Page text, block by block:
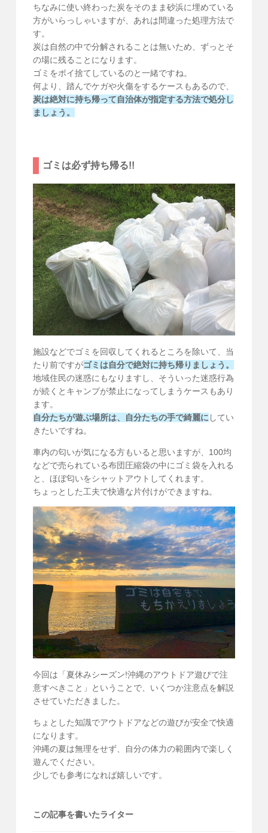
ちなみに使い終わった炭をそのまま砂浜に埋めている
方がいらっしゃいますが、あれは間違った処理方法で
す。
炭は自然の中で分解されることは無いため、ずっとそ
の場に残ることになります。
ゴミをポイ捨てしているのと一緒ですね。
何より、踏んでケガや火傷をするケースもあるので、
炭は絶対に持ち帰って自治体が指定する方法で処分し
ましょう。
ゴミは必ず持ち帰る!!
施設などでゴミを回収してくれるところを除いて、当
たり前ですがゴミは自分で絶対に持ち帰りましょう。
地域住民の迷惑にもなりますし、そういった迷惑行為
が続くとキャンプが禁止になってしまうケースもあり
ます。
自分たちが遊ぶ場所は、自分たちの手で綺麗に してい
きたいですね。
車内の匂いが気になる方もいると思いますが、100均
などで売られている布団圧縮袋の中にゴミ袋を入れる
と、ほぼ匂いをシャットアウトしてくれます。
ちょっとした工夫で快適な片付けができますね。
今回は「夏休みシーズン!沖縄のアウトドア遊びで注
意すべきこと」ということで、いくつか注意点を解説
させていただきました。
ちょとした知識でアウトドアなどの遊びが安全で快適
になります。
沖縄の夏は無理をせず、自分の体力の範囲内で楽しく
遊んでください。
少しでも参考になれば嬉しいです。
この記事を書いたライター